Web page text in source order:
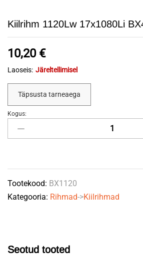
Kiilrihm 1120Lw 17x1080Li
10,20 €
Laoseis: Järeltellimisel
Täpsusta tarneaega
Kiilrihm
1120Lw
PIX
quantity
Kogus:
Tootekood: BX1120
Kategooria: Rihmad->Kiilrihmad
Seotud tooted